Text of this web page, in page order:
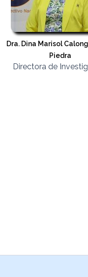
Dra. Dina Marisol
Piedra
Directora de